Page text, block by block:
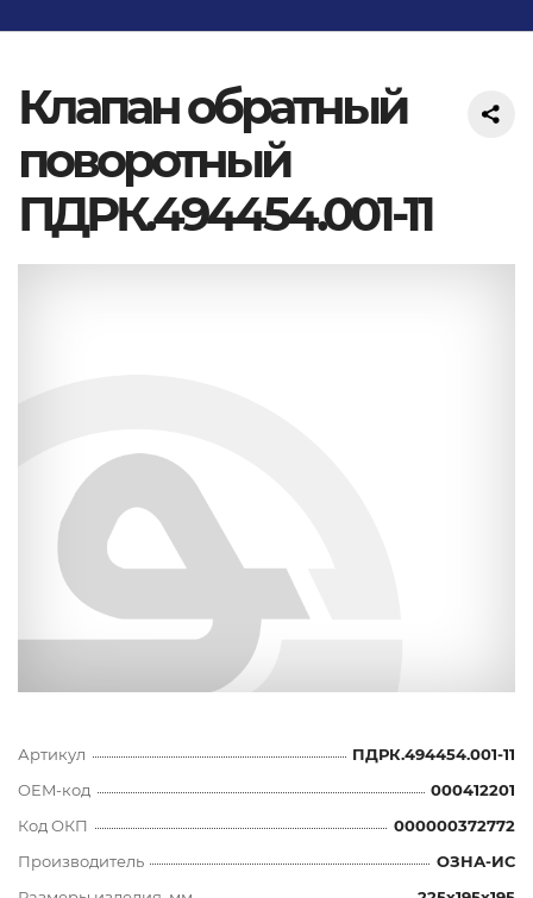
Клапан обратный
поворотный
ПДРК.494454.001-11
Артикул
ПДРК.494454.001-11
OEM-код
000412201
Код ОКП
000000372772
Производитель
ОЗНА-ИС